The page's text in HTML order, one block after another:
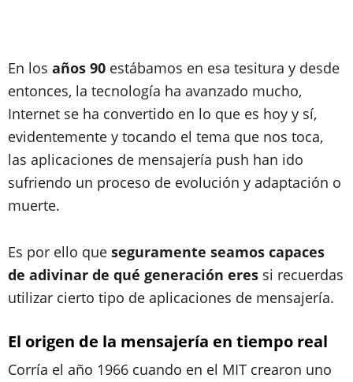
En los años 90 estábamos en esa tesitura y desde
entonces, la tecnología ha avanzado mucho,
Internet se ha convertido en lo que es hoy y sí,
evidentemente y tocando el tema que nos toca,
las aplicaciones de mensajería push han ido
sufriendo un proceso de evolución y adaptación o
muerte.
Es por ello que seguramente seamos capaces
de adivinar de qué generación eres si recuerdas
utilizar cierto tipo de aplicaciones de mensajería.
El origen de la mensajería en tiempo real
Corría el año 1966 cuando en el MIT crearon uno